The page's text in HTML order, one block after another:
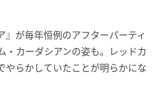
が毎年恒例のアフターパーティ
カーダシアンの姿も。レッドカ
やらかしていたことが明らかにな